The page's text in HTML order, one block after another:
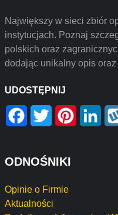
Największy w sieci zbiór
instytucjach. Poznaj
polskich oraz
dodając unikalny opis
UDOSTĘPNIJ
Facebook
Twitter Pinterest
ODNOŚNIKI
Opinie o Firmie
Aktualności